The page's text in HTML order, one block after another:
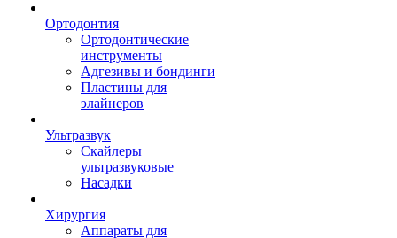
Ортодонтия
Ортодонтические
инструменты
Адгезивы и бондинги
Пластины для
элайнеров
Ультразвук
Скайлеры
ультразвуковые
Насадки
Хирургия
Аппараты для